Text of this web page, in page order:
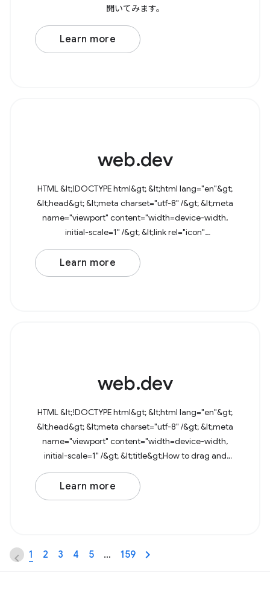
開いてみます。
Learn more
web.dev
HTML &lt;!DOCTYPE html&gt; &lt;html lang="en"&gt;
&lt;head&gt; &lt;meta charset="utf-8" /&gt; &lt;meta
name="viewport" content="width=device-width,
initial-scale=1" /&gt; &lt;link rel="icon"
href="data:image/svg+xml,&lt;svg
Learn more
web.dev
HTML &lt;!DOCTYPE html&gt; &lt;html lang="en"&gt;
&lt;head&gt; &lt;meta charset="utf-8" /&gt; &lt;meta
name="viewport" content="width=device-width,
initial-scale=1" /&gt; &lt;title&gt;How to drag and
drop files&lt;/title&gt; &lt;/head&gt;
Learn more
1 2 3 4 5 … 159